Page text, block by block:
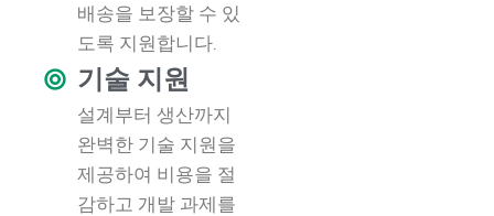
배송을 보장할 수 있
도록 지원합니다.
기술 지원
설계부터 생산까지
완벽한 기술 지원을
제공하여 비용을 절
감하고 개발 과제를